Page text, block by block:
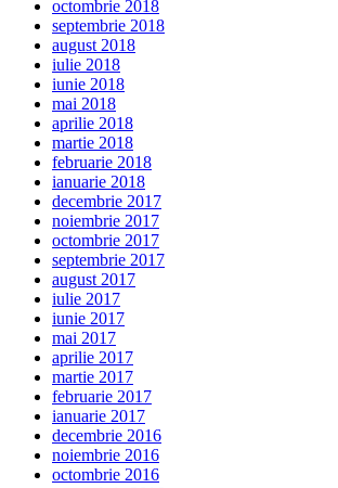
octombrie 2018
septembrie 2018
august 2018
iulie 2018
iunie 2018
mai 2018
aprilie 2018
martie 2018
februarie 2018
ianuarie 2018
decembrie 2017
noiembrie 2017
octombrie 2017
septembrie 2017
august 2017
iulie 2017
iunie 2017
mai 2017
aprilie 2017
martie 2017
februarie 2017
ianuarie 2017
decembrie 2016
noiembrie 2016
octombrie 2016